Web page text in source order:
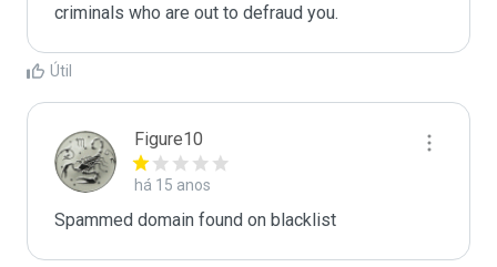
criminals who are out to defraud you.
Útil
Figure10
há 15 anos
Spammed domain found on blacklist